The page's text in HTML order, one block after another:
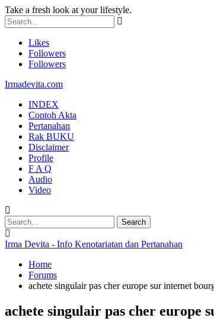
Take a fresh look at your lifestyle.
Likes
Followers
Followers
Irmadevita.com
INDEX
Contoh Akta
Pertanahan
Rak BUKU
Disclaimer
Profile
F A Q
Audio
Video
Irma Devita - Info Kenotariatan dan Pertanahan
Home
Forums
achete singulair pas cher europe sur internet
achete singulair pas cher europe